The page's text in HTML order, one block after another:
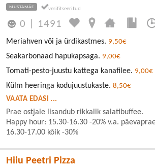
MUSTAMÄE
0 1491
Meriahven või ja ürdikastmes. 9,50€
Seakarbonaad hapukapsaga. 9,00€
Tomati-pesto-juustu kattega kanafilee. 9,00€
Külm heeringa kodujuustukaste. 8,50€
VAATA EDASI ...
Prae ostjale lisandub rikkalik salatibuffee.
Happy hour: 15.30-16.30 -20% v.a.
16.30-17.00 kõik -30%
Hiiu Peetri Pizza